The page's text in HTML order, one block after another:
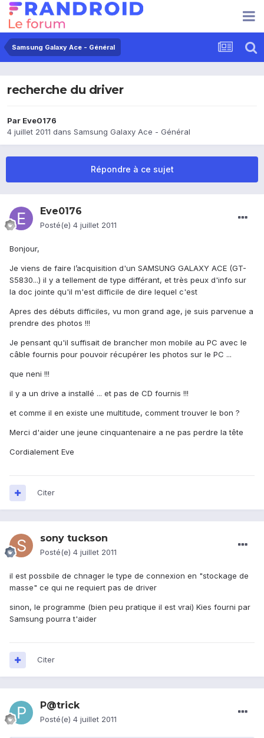
Samsung Galaxy Ace - Général
recherche du driver
Par Eve0176
4 juillet 2011 dans Samsung Galaxy Ace - Général
Répondre à ce sujet
Eve0176
Posté(e) 4 juillet 2011
Bonjour,
Je viens de faire l’acquisition d'un SAMSUNG GALAXY ACE (GT-
S5830...) il y a tellement de type différant, et très peux d'info sur
la doc jointe qu'il m'est difficile de dire lequel c'est
Apres des débuts difficiles, vu mon grand age, je suis parvenue a
prendre des photos !!!
Je pensant qu'il suffisait de brancher mon mobile au PC avec le
câble fournis pour pouvoir récupérer les photos sur le PC ...
que neni !!!
il y a un drive a installé ... et pas de CD fournis !!!
et comme il en existe une multitude, comment trouver le bon ?
Merci d'aider une jeune cinquantenaire a ne pas perdre la tête
Cordialement Eve
Citer
sony tuckson
Posté(e) 4 juillet 2011
il est possbile de chnager le type de connexion en "stockage de
masse" ce qui ne requiert pas de driver
sinon, le programme (bien peu pratique il est vrai) Kies fourni par
Samsung pourra t'aider
Citer
P@trick
Posté(e) 4 juillet 2011